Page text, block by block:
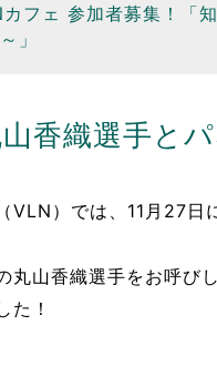
カフェ 参加者募集！「
」
香織選手と
）では、11月27日
丸山香織選手をお呼
た！